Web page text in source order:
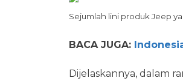
Sejumlah lini produk Jeep
BACA JUGA:
Dijelaskannya, dalam